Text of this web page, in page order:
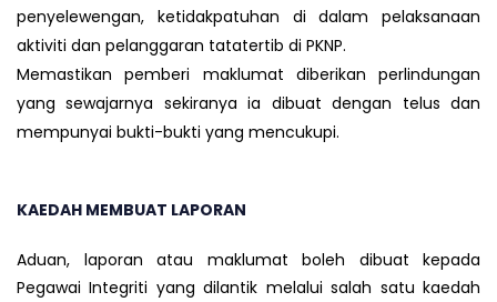
penyelewengan, ketidakpatuhan di dalam pelaksanaan
aktiviti dan pelanggaran tatatertib di PKNP.
Memastikan pemberi maklumat diberikan perlindungan
yang sewajarnya sekiranya ia dibuat dengan telus dan
mempunyai bukti-bukti yang mencukupi.
KAEDAH MEMBUAT LAPORAN
Aduan, laporan atau maklumat boleh dibuat kepada
Pegawai Integriti yang dilantik melalui salah satu kaedah